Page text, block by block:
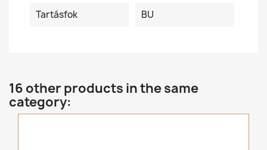
Tartásfok
BU
16 other products in the same
category: